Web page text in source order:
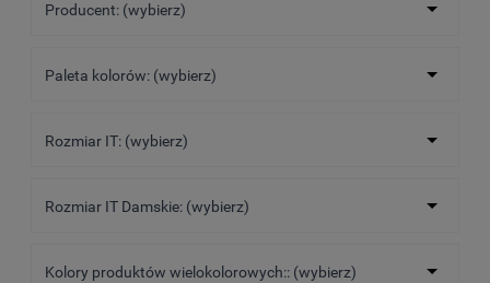
Producent: (wybierz)
Paleta kolorów: (wybierz)
Rozmiar IT: (wybierz)
Rozmiar IT Damskie: (wybierz)
Kolory produktów wielokolorowych:: (wybierz)